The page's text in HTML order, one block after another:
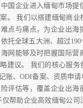
国企业进入缅甸市场提
。 我们以搭建缅甸商业
点与痛点，为企业出海
托全球五大洲、超过
网能够及时把握国际营
建议。 我们的核心服务
账、ODI备案、资质申
评估等，覆盖企业出海
帮助企业高效缅甸公司